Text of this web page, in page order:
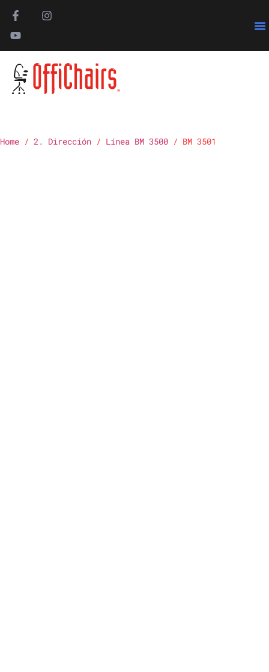
Home / 2. Dirección / Línea BM 3500 / BM 3501